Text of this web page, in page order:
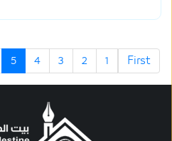
First
1
2
3
4
5